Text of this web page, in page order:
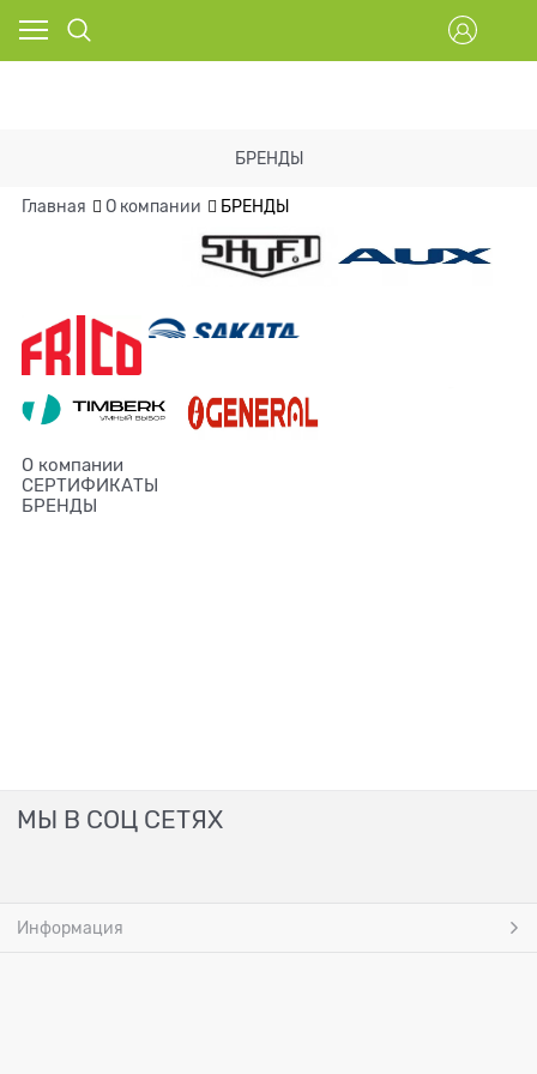
БРЕНДЫ
Главная О компании БРЕНДЫ
О компании
СЕРТИФИКАТЫ
БРЕНДЫ
МЫ В СОЦ СЕТЯХ
Информация